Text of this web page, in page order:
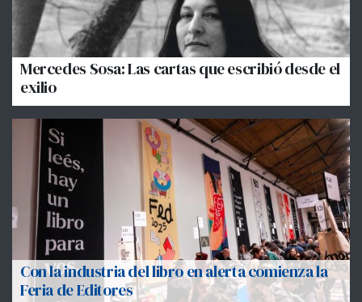
Con la industria del libro en alerta comienza la
Feria de Editores
Mercedes Sosa: Las cartas que escribió desde el
exilio